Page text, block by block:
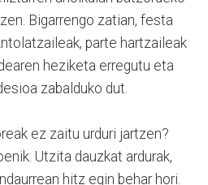
Bigarrengo zatian, festa
parte hartzaileak
heziketa erregutu eta
zabalduko dut.
ez zaitu urduri jartzen?
Utzita dauzkat ardurak,
hitz egin behar hori.